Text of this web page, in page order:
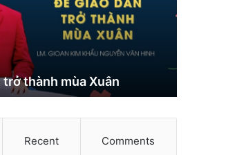
thành mùa Xuân
Recent Comments